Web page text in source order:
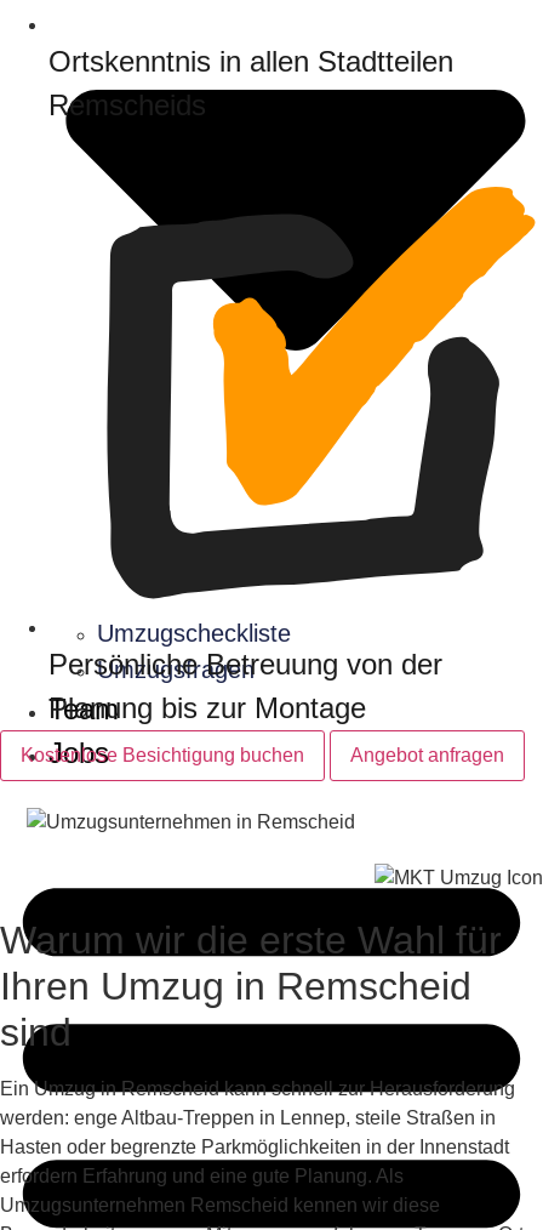
Umzugscheckliste
Umzugsfragen
Team
Jobs
Ortskenntnis in allen Stadtteilen
Remscheids
Persönliche Betreuung von der
Planung bis zur Montage
Kostenlose Besichtigung buchen Angebot anfragen
Warum wir die erste Wahl für
Ihren Umzug in Remscheid
sind
Ein Umzug in Remscheid kann schnell zur Herausforderung
werden: enge Altbau-Treppen in Lennep, steile Straßen in
Hasten oder begrenzte Parkmöglichkeiten in der Innenstadt
erfordern Erfahrung und eine gute Planung. Als
Umzugsunternehmen Remscheid kennen wir diese